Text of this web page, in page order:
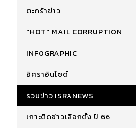
ตะกร้าข่าว
"HOT" MAIL CORRUPTION
INFOGRAPHIC
อิศราอินไซด์
รวมข่าว ISRANEWS
เกาะติดข่าวเลือกตั้ง ปี 66